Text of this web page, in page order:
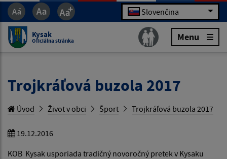
Slovenčina
Kysak
Oficiálna stránka Menu
Trojkráľová buzola 2017
Úvod Život v obci Šport Trojkráľová buzola 2017
19.12.2016
KOB Kysak usporiada tradičný novoročný pretek v Kysaku